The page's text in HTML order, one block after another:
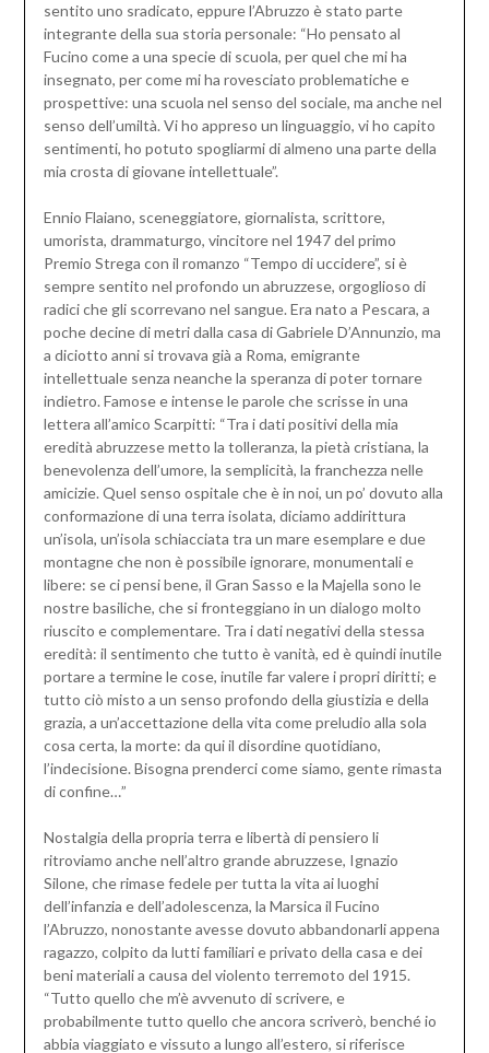
sentito uno sradicato, eppure l’Abruzzo è stato parte
integrante della sua storia personale: “Ho pensato al
Fucino come a una specie di scuola, per quel che mi ha
insegnato, per come mi ha rovesciato problematiche e
prospettive: una scuola nel senso del sociale, ma anche nel
senso dell’umiltà. Vi ho appreso un linguaggio, vi ho capito
sentimenti, ho potuto spogliarmi di almeno una parte della
mia crosta di giovane intellettuale”.
Ennio Flaiano, sceneggiatore, giornalista, scrittore,
umorista, drammaturgo, vincitore nel 1947 del primo
Premio Strega con il romanzo “Tempo di uccidere”, si è
sempre sentito nel profondo un abruzzese, orgoglioso di
radici che gli scorrevano nel sangue. Era nato a Pescara, a
poche decine di metri dalla casa di Gabriele D’Annunzio, ma
a diciotto anni si trovava già a Roma, emigrante
intellettuale senza neanche la speranza di poter tornare
indietro. Famose e intense le parole che scrisse in una
lettera all’amico Scarpitti: “Tra i dati positivi della mia
eredità abruzzese metto la tolleranza, la pietà cristiana, la
benevolenza dell’umore, la semplicità, la franchezza nelle
amicizie. Quel senso ospitale che è in noi, un po’ dovuto alla
conformazione di una terra isolata, diciamo addirittura
un’isola, un’isola schiacciata tra un mare esemplare e due
montagne che non è possibile ignorare, monumentali e
libere: se ci pensi bene, il Gran Sasso e la Majella sono le
nostre basiliche, che si fronteggiano in un dialogo molto
riuscito e complementare. Tra i dati negativi della stessa
eredità: il sentimento che tutto è vanità, ed è quindi inutile
portare a termine le cose, inutile far valere i propri diritti; e
tutto ciò misto a un senso profondo della giustizia e della
grazia, a un’accettazione della vita come preludio alla sola
cosa certa, la morte: da qui il disordine quotidiano,
l’indecisione. Bisogna prenderci come siamo, gente rimasta
di confine…”
Nostalgia della propria terra e libertà di pensiero li
ritroviamo anche nell’altro grande abruzzese, Ignazio
Silone, che rimase fedele per tutta la vita ai luoghi
dell’infanzia e dell’adolescenza, la Marsica il Fucino
l’Abruzzo, nonostante avesse dovuto abbandonarli appena
ragazzo, colpito da lutti familiari e privato della casa e dei
beni materiali a causa del violento terremoto del 1915.
“Tutto quello che m’è avvenuto di scrivere, e
probabilmente tutto quello che ancora scriverò, benché io
abbia viaggiato e vissuto a lungo all’estero, si riferisce